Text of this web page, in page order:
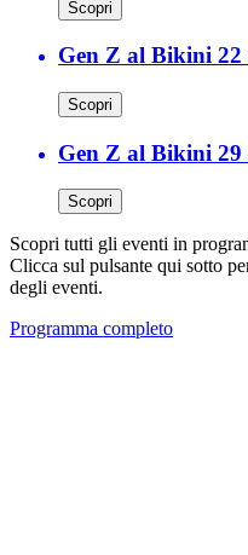
Scopri
Gen Z al Bikini 22
Scopri
Gen Z al Bikini 29
Scopri
Scopri tutti gli eventi in
Clicca sul pulsante qui sotto
degli eventi.
Programma completo